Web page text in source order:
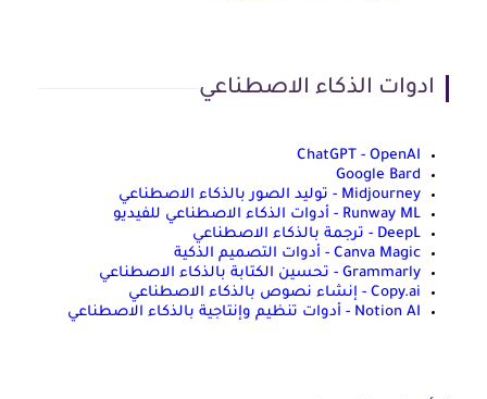
ادوات الذكاء الاصطناعي
ChatGPT - OpenAI
Google Bard
Midjourney - توليد الصور بالذكاء الاصطناعي
Runway ML - أدوات الذكاء الاصطناعي للفيديو
DeepL - ترجمة بالذكاء الاصطناعي
Canva Magic - أدوات التصميم الذكية
Grammarly - تحسين الكتابة بالذكاء الاصطناعي
Copy.ai - إنشاء نصوص بالذكاء الاصطناعي
Notion AI - أدوات تنظيم وإنتاجية بالذكاء الاصطناعي